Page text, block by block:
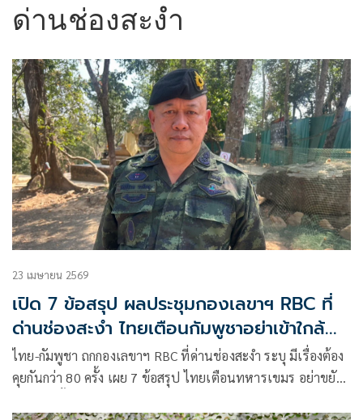
ด่านช่องสะงำ
23 เมษายน 2569
เปิด 7 ข้อสรุป ผลประชุมกองเลขาฯ RBC ที่
ด่านช่องสะงำ ไทยเตือนกัมพูชาอย่าเข้าใกล้
แนวลวดหนาม
ไทย-กัมพูชา ถกกองเลขาฯ RBC ที่ด่านช่องสะงำ ระบุ มีเรื่องต้อง
คุยกันกว่า 80 ครั้ง เผย 7 ข้อสรุป ไทยเตือนทหารเขมร อย่าขยับ